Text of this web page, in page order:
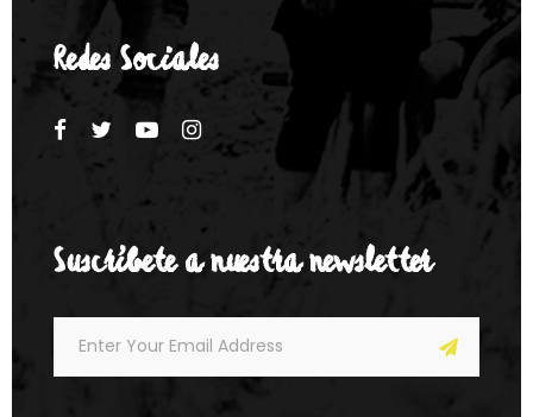
Redes Sociales
Suscríbete a nuestra newsletter